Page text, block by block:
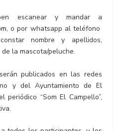
escanear y mandar a
, o por whatsapp al teléfono
nombre y apellidos,
la mascota/peluche.
publicados en las redes
y del Ayuntamiento de El
periódico “Som El Campello”,